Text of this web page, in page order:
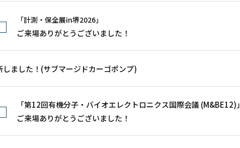
「計測・保全展in堺2026」
ご来場ありがとうございました！
しました！(サブマージドカーゴポンプ)
「第12回有機分子・バイオエレクトロニクス国際会議 (M&BE12)」
ご来場ありがとうございました！